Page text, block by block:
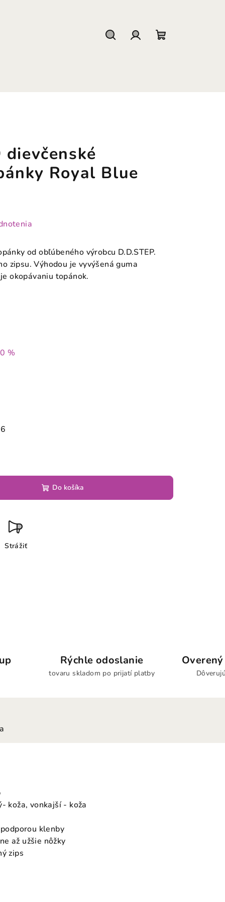
dievčenské
Royal Blue
od obľúbeného výrobcu D.D.STEP.
zipsu. Výhodou je vyvýšená guma
okopávaniu topánok.
%
Do košíka
Strážiť
Rýchle odoslanie
tovaru skladom po prijatí platby
koža, vonkajší - koža
klenby
až užšie nôžky
zips